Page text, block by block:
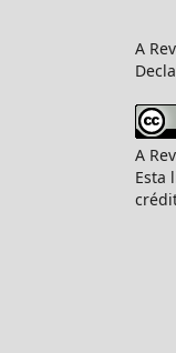
A
A
Esta